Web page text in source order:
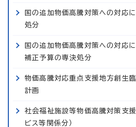
国の追加物価高騰対策への対応
処分
国の追加物価高騰対策への対応
補正予算の専決処分
物価高騰対応重点支援地方創生
計画
社会福祉施設等物価高騰対策支
ビス等関係分）